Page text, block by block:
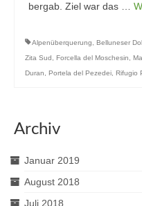
bergab. Ziel war das …
Alpenüberquerung, Belluneser
Zita Sud, Forcella del Moschesin,
Duran, Portela del Pezedei, Rifugio
Archiv
Januar 2019
August 2018
Juli 2018